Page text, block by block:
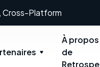
Cross-Platform
À propos
de